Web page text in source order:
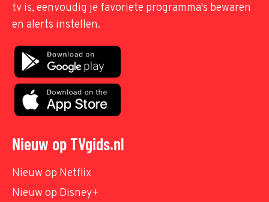
tv is, eenvoudig je favoriete programma's bewaren
en alerts instellen.
Nieuw op TVgids.nl
Nieuw op Netflix
Nieuw op Disney+